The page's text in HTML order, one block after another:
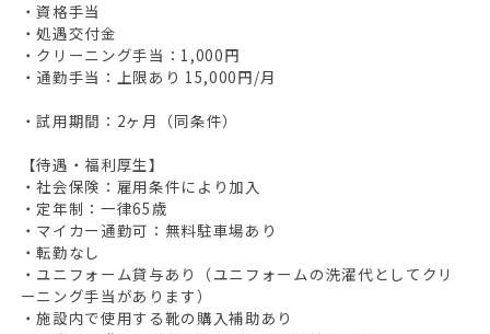
ログイン
キープした求人 0
最近見た求人
お問い合わせ
掲載希望の方へ
・資格手当
・処遇交付金
・クリーニング手当：1,000円
・通勤手当：上限あり 15,000円/月
・試用期間：2ヶ月（同条件）
【待遇・福利厚生】
・社会保険：雇用条件により加入
・定年制：一律65歳
・マイカー通勤可：無料駐車場あり
・転勤なし
・ユニフォーム貸与あり（ユニフォームの洗濯代としてクリ
ーニング手当があります）
・施設内で使用する靴の購入補助あり